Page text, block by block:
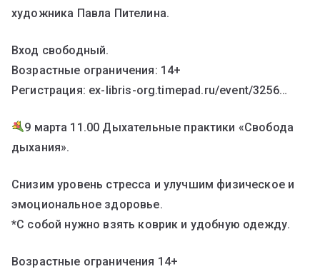
художника Павла Пителина.
Вход свободный.
Возрастные ограничения: 14+
Регистрация: ex-libris-org.timepad.ru/event/3256…
9 марта 11.00 Дыхательные практики «Свобода
дыхания».
Снизим уровень стресса и улучшим физическое и
эмоциональное здоровье.
*С собой нужно взять коврик и удобную одежду.
Возрастные ограничения 14+